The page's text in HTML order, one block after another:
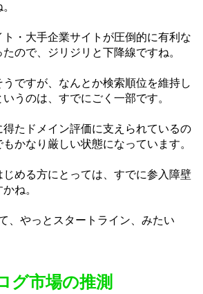
・大手企業サイトが圧倒的に有利な
ので、ジリジリと下降線ですね。
ですが、なんとか検索順位を維持し
うのは、すでにごく一部です。
たドメイン評価に支えられているの
かなり厳しい状態になっています。
じめる方にとっては、すでに参入障壁
ね。
、やっとスタートライン、みたい
グ市場の推測